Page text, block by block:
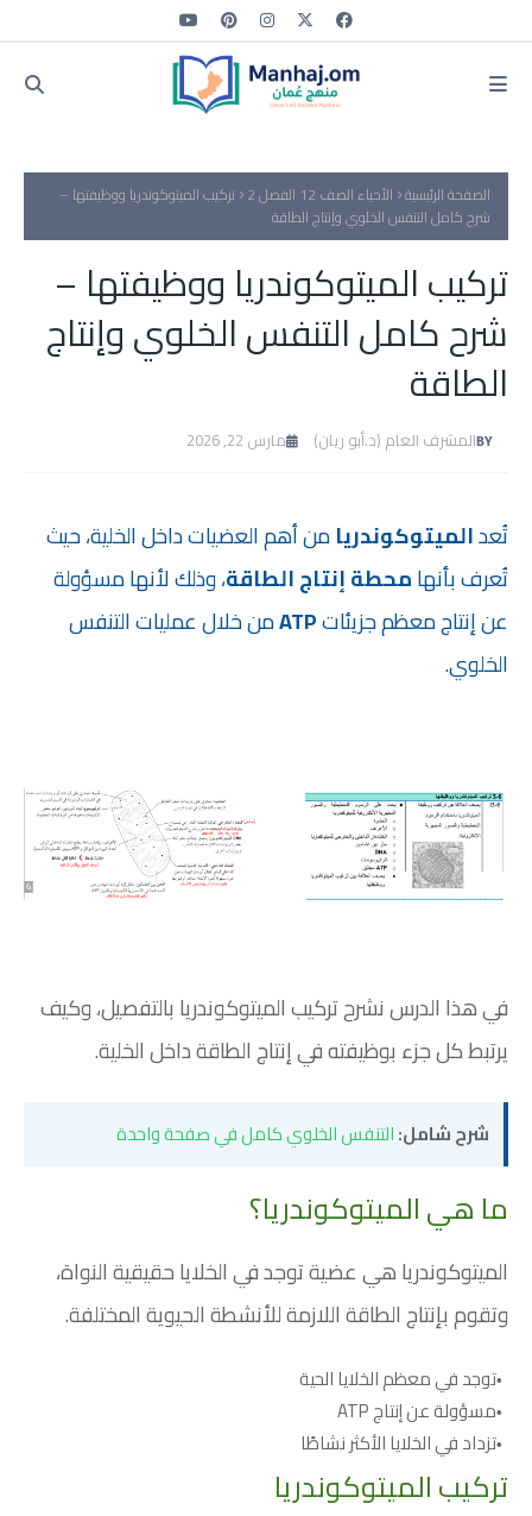
الصفحة الرئيسية الأحياء الصف 12 الفصل 2
تركيب الميتوكوندريا ووظيفتها –
شرح كامل التنفس الخلوي وإنتاج الطاقة
تركيب الميتوكوندريا ووظيفتها –
شرح كامل التنفس الخلوي وإنتاج
الطاقة
المشرف العام (د.أبو ريان) مارس 22, 2026
تُعدالميتوكوندريامن أهم العضيات داخل الخلية، حيث
تُعرف بأنهامحطة إنتاج الطاقة، وذلك لأنها مسؤولة
عن إنتاج معظم جزيئاتATPمن خلال عمليات التنفس
الخلوي.
في هذا الدرس نشرح تركيب الميتوكوندريا بالتفصيل، وكيف
يرتبط كل جزء بوظيفته في إنتاج الطاقة داخل الخلية.
شرح شامل:التنفس الخلوي كامل في صفحة واحدة
ما هي الميتوكوندريا؟
الميتوكوندريا هي عضية توجد في الخلايا حقيقية النواة،
وتقوم بإنتاج الطاقة اللازمة للأنشطة الحيوية المختلفة.
توجد في معظم الخلايا الحية
مسؤولة عن إنتاج ATP
تزداد في الخلايا الأكثر نشاطًا
تركيب الميتوكوندريا